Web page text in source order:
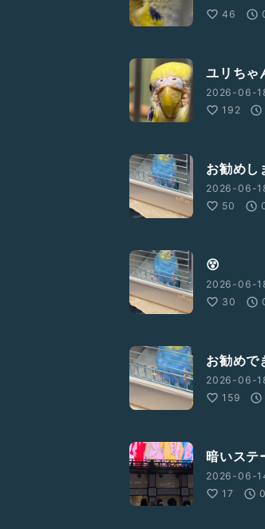
46
ユリちゃ
2026-06-
192
お勧めし
2026-06-
50
😵
2026-06-
30
お勧めで
2026-06-
159
暗いステ
2026-06-
17